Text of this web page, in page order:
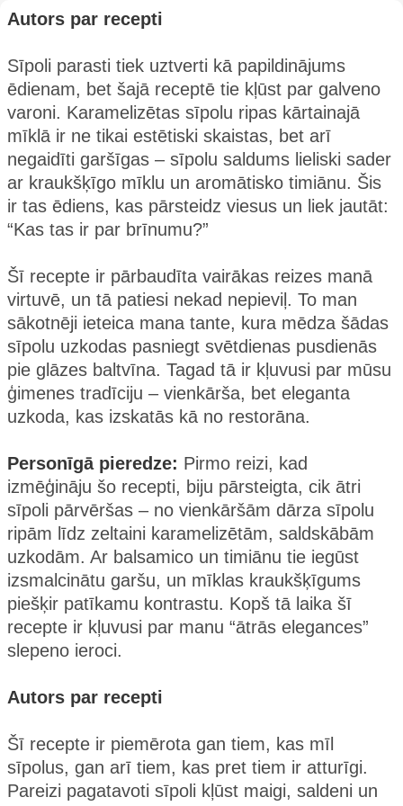
Autors par recepti
Sīpoli parasti tiek uztverti kā papildinājums
ēdienam, bet šajā receptē tie kļūst par galveno
varoni. Karamelizētas sīpolu ripas kārtainajā
mīklā ir ne tikai estētiski skaistas, bet arī
negaidīti garšīgas – sīpolu saldums lieliski sader
ar kraukšķīgo mīklu un aromātisko timiānu. Šis
ir tas ēdiens, kas pārsteidz viesus un liek jautāt:
“Kas tas ir par brīnumu?”
Šī recepte ir pārbaudīta vairākas reizes manā
virtuvē, un tā patiesi nekad nepieviļ. To man
sākotnēji ieteica mana tante, kura mēdza šādas
sīpolu uzkodas pasniegt svētdienas pusdienās
pie glāzes baltvīna. Tagad tā ir kļuvusi par mūsu
ģimenes tradīciju – vienkārša, bet eleganta
uzkoda, kas izskatās kā no restorāna.
Personīgā pieredze: Pirmo reizi, kad
izmēģināju šo recepti, biju pārsteigta, cik ātri
sīpoli pārvēršas – no vienkāršām dārza sīpolu
ripām līdz zeltaini karamelizētām, saldskābām
uzkodām. Ar balsamico un timiānu tie iegūst
izsmalcinātu garšu, un mīklas kraukšķīgums
piešķir patīkamu kontrastu. Kopš tā laika šī
recepte ir kļuvusi par manu “ātrās elegances”
slepeno ieroci.
Autors par recepti
Šī recepte ir piemērota gan tiem, kas mīl
sīpolus, gan arī tiem, kas pret tiem ir atturīgi.
Pareizi pagatavoti sīpoli kļūst maigi, saldeni un